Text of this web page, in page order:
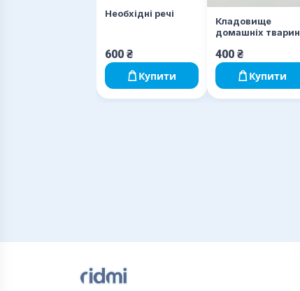
Необхідні речі
600 ₴
Купити
Кладовище
домашніх тварин
400 ₴
Купити